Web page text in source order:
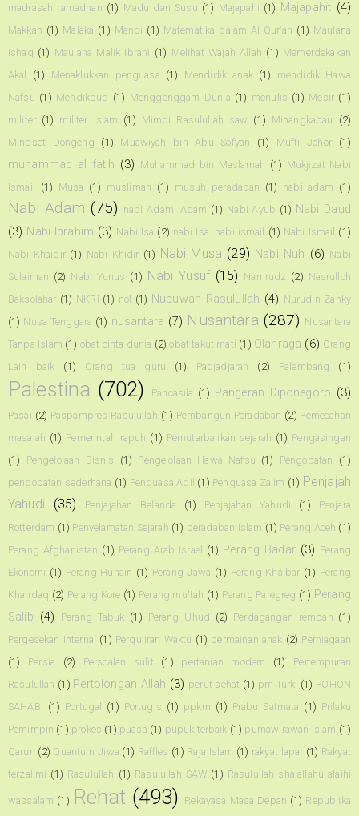
madrasah ramadhan (1) Madu dan Susu (1) Majapahi (1) Majapahit (4)
Makkah (1) Malaka (1) Mandi (1) Matematika dalam Al-Qur'an (1) Maulana
Ishaq (1) Maulana Malik Ibrahi (1) Melihat Wajah Allah (1) Memerdekakan
Akal
(1) Menaklukkan penguasa (1) Mendidik anak (1)
mendidik Hawa
Nafsu (1) Mendikbud (1) Menggenggam Dunia (1) menulis (1) Mesir (1)
militer (1) militer Islam (1) Mimpi Rasulullah saw (1) Minangkabau
(2)
Mindset Dongeng
(1) Muawiyah bin Abu Sofyan (1) Mufti Johor (1)
muhammad al fatih (3) Muhammad bin Maslamah (1) Mukjizat Nabi
Ismail
(1) Musa (1) muslimah (1) musuh peradaban (1) nabi adam (1)
Nabi Adam (75) nabi Adam. Adam (1) Nabi Ayub (1) Nabi Daud
(3) Nabi Ibrahim (3) Nabi Isa (2) nabi Isa. nabi ismail (1) Nabi Ismail (1)
Nabi Khaidir (1) Nabi Khidir (1) Nabi Musa (29) Nabi Nuh (6) Nabi
Sulaiman (2) Nabi Yunus (1) Nabi Yusuf (15) Namrudz (2) Nasrulloh
Baksolahar (1) NKRI (1) nol (1) Nubuwah Rasulullah (4) Nurudin Zanky
(1) Nusa Tenggara (1) nusantara (7) Nusantara (287) Nusantara
Tanpa Islam (1) obat cinta dunia (2) obat takut mati (1) Olahraga (6) Orang
Lain baik
(1) Orang tua guru (1) Padjadjaran (2) Palembang (1)
Palestina (702) Pancasila (1) Pangeran Diponegoro (3)
Pasai (2) Paspampres Rasulullah (1) Pembangun Peradaban (2) Pemecahan
masalah (1) Pemerintah rapuh (1) Pemutarbalikan sejarah (1) Pengasingan
(1)
Pengelolaan Bisnis (1) Pengelolaan Hawa Nafsu (1) Pengobatan
(1)
pengobatan sederhana (1) Penguasa Adil (1) Penguasa Zalim (1) Penjajah
Yahudi
(35) Penjajahan Belanda (1) Penjajahan Yahudi (1)
Penjara
Rotterdam (1) Penyelamatan Sejarah (1) peradaban Islam (1) Perang Aceh (1)
Perang Afghanistan (1) Perang Arab Israel (1) Perang Badar (3) Perang
Ekonomi (1) Perang Hunain (1) Perang Jawa (1) Perang Khaibar (1) Perang
Khandaq (2) Perang Kore (1) Perang mu'tah (1) Perang Paregreg (1) Perang
Salib (4) Perang Tabuk (1) Perang Uhud (2) Perdagangan rempah (1)
Pergesekan Internal (1) Perguliran Waktu (1) permainan anak (2) Perniagaan
(1)
Persia (2) Persoalan sulit (1) pertanian modern (1)
Pertempuran
Rasulullah (1) Pertolongan Allah (3) perut sehat (1) pm Turki (1) POHON
SAHABI (1) Portugal (1) Portugis (1) ppkm (1) Prabu Satmata (1) Prilaku
Pemimpin (1) prokes (1) puasa (1) pupuk terbaik (1) purnawirawan Islam (1)
Qarun (2) Quantum Jiwa (1) Raffles (1) Raja Islam (1) rakyat lapar (1) Rakyat
terzalimi (1) Rasulullah (1) Rasulullah SAW (1) Rasulullah shalallahu alaihi
wassalam (1) Rehat (493) Rekayasa Masa Depan (1) Republika